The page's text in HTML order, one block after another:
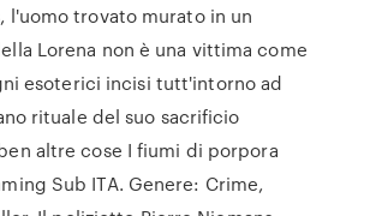
l'uomo trovato murato in un
Lorena non è una vittima come
esoterici incisi tutt'intorno ad
rituale del suo sacrificio
altre cose I fiumi di porpora
Sub ITA. Genere: Crime,